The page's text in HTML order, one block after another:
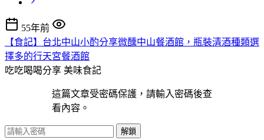
55年前
【食記】台北中山小酌分享微醺中山餐酒館，瓶裝清酒種類選
擇多的行天宮餐酒館
吃吃喝喝分享 美味食記
這篇文章受密碼保護，請輸入密碼後查
看內容。
解鎖